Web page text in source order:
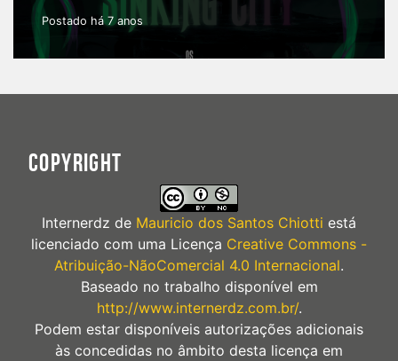
Postado há 7 anos
COPYRIGHT
Internerdz de Mauricio dos Santos Chiotti está
licenciado com uma Licença Creative Commons -
Atribuição-NãoComercial 4.0 Internacional.
Baseado no trabalho disponível em
http://www.internerdz.com.br/.
Podem estar disponíveis autorizações adicionais
às concedidas no âmbito desta licença em